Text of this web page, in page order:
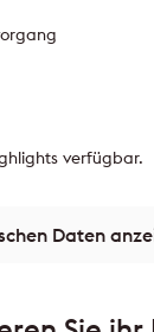
verfügbar.
Daten